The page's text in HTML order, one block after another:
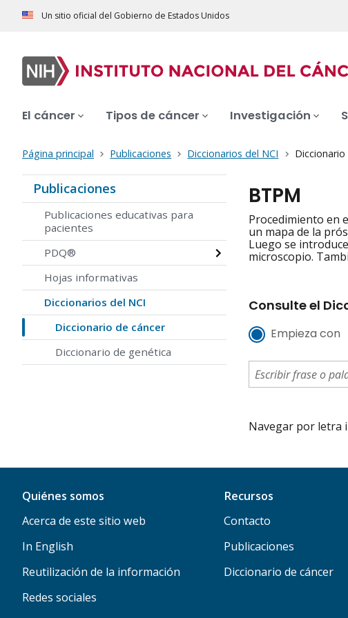
Un sitio oficial del Gobierno de Estados Unidos
El cáncer Tipos de cáncer Investigación
Página principal Publicaciones Diccionarios del NCI Diccionario
Publicaciones
Publicaciones educativas para
pacientes
PDQ®
Hojas informativas
Diccionarios del NCI
Diccionario de cáncer
Diccionario de genética
BTPM
Procedimiento en
un mapa de la
Luego se
microscopio.
Consulte el
Empieza con
Navegar por letra
Quiénes somos
Acerca de este sitio web
In English
Reutilización de la información
Redes sociales
Recursos
Contacto
Publicaciones
Diccionario de cáncer